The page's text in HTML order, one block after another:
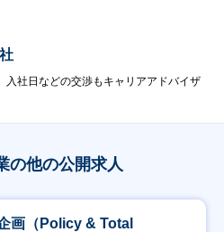
入社日などの交渉もキャリアアドバイザ
の他の公開求人
画（Policy & Total